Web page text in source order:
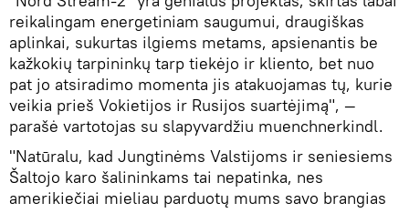
reikalingam energetiniam saugumui, draugiškas
aplinkai, sukurtas ilgiems metams, apsienantis be
kažkokių tarpininkų tarp tiekėjo ir kliento, bet nuo
pat jo atsiradimo momenta jis atakuojamas tų, kurie
veikia prieš Vokietijos ir Rusijos suartėjimą", —
parašė vartotojas su slapyvardžiu muenchnerkindl.
"Natūralu, kad Jungtinėms Valstijoms ir seniesiems
Šaltojo karo šalininkams tai nepatinka, nes
amerikiečiai mieliau parduotų mums savo brangias